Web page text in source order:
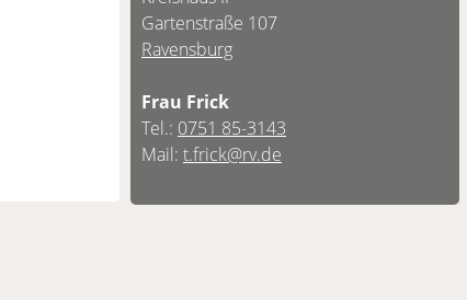
Gartenstraße 107
Ravensburg
Frau Frick
Tel.: 0751 85-3143
Mail: t.frick@rv.de